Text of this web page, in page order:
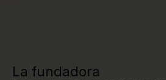
La fundadora